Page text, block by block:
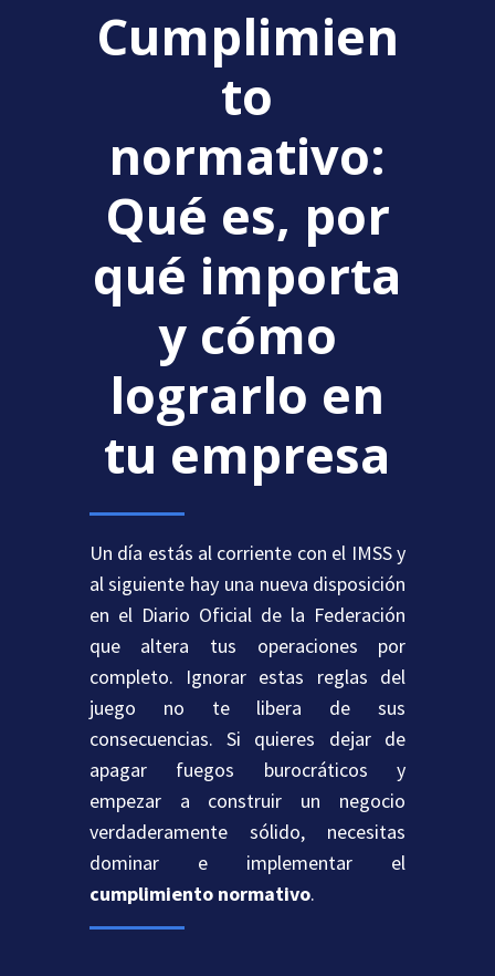
Cumplimien
to
normativo:
Qué es, por
qué importa
y cómo
lograrlo en
tu empresa
Un día estás al corriente con el IMSS y
al siguiente hay una nueva disposición
en el Diario Oficial de la Federación
que altera tus operaciones por
completo. Ignorar estas reglas del
juego no te libera de sus
consecuencias. Si quieres dejar de
apagar fuegos burocráticos y
empezar a construir un negocio
verdaderamente sólido, necesitas
dominar e implementar el
cumplimiento normativo.